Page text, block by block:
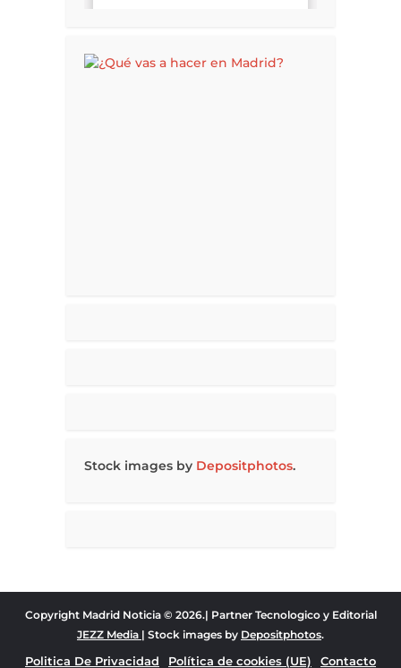
Stock images by Depositphotos.
Copyright Madrid Noticia © 2026.| Partner Tecnologico y Editorial
JEZZ Media | Stock images by Depositphotos.
Politica De Privacidad Política de cookies (UE) Contacto